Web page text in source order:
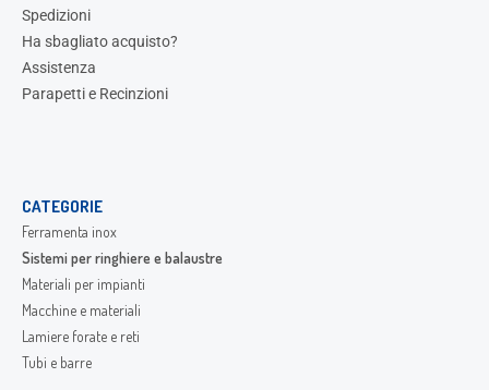
Spedizioni
Ha sbagliato acquisto?
Assistenza
Parapetti e Recinzioni
CATEGORIE
Ferramenta inox
Sistemi per ringhiere e balaustre
Materiali per impianti
Macchine e materiali
Lamiere forate e reti
Tubi e barre